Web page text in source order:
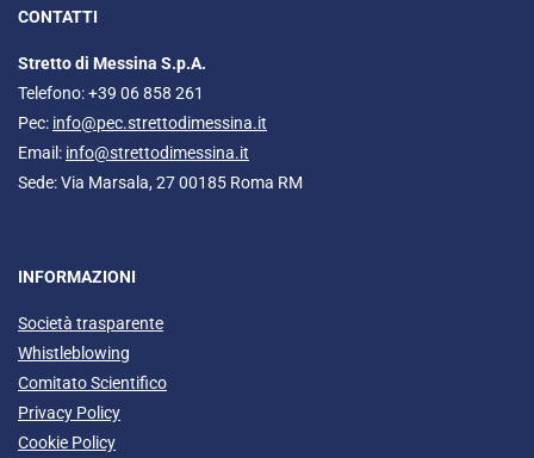
CONTATTI
Stretto di Messina S.p.A.
Telefono: +39 06 858 261
Pec: info@pec.strettodimessina.it
Email: info@strettodimessina.it
Sede: Via Marsala, 27 00185 Roma RM
INFORMAZIONI
Società trasparente
Whistleblowing
Comitato Scientifico
Privacy Policy
Cookie Policy